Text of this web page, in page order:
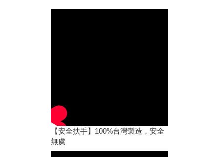
【安全扶手】100%台灣製造，安全
無虞